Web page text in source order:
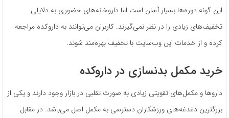
این گونه دوره‌ها بسیار آسان است اما داروخانه‌های حضوری به دلایلی
تخفیف‌های زیادی را در نظر نمی‌گیرند. کاربران می‌توانند به داروکده مراجعه
کرده و از خدمات این وب‌سایت با تخفیف بهره‌مند شوند.
خرید مکمل بدنسازی در داروکده
داروها و مکمل‌های تقویتی زیادی به صورت تقلبی در بازار وجود دارند و یکی از
بزرگترین دغدغه‌های ورزشکاران دسترسی به مکمل اصل می‌باشد. در مقابل